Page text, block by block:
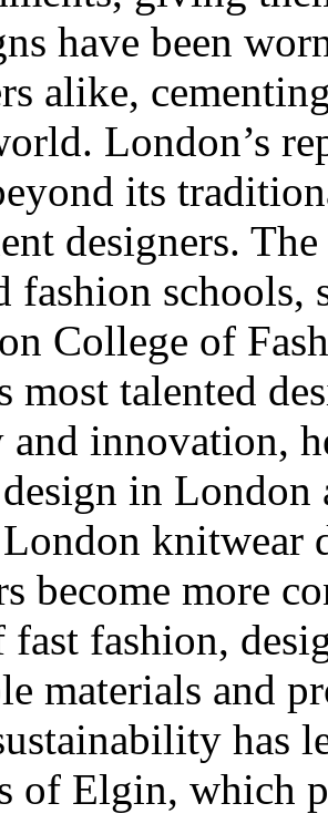
have been
alike,
London’s
its
designers.
fashion schools,
College of
most talented
innovation,
in London
knitwear
become more
fast fashion,
materials and
has
of Elgin, which